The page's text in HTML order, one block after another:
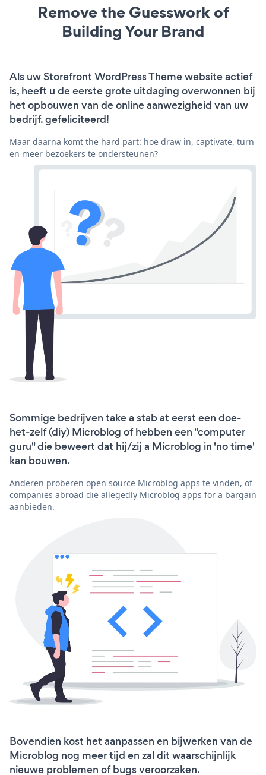
Remove the Guesswork of
Building Your Brand
Als uw Storefront WordPress Theme website actief
is, heeft u de eerste grote uitdaging overwonnen bij
het opbouwen van de online aanwezigheid van uw
bedrijf. gefeliciteerd!
Maar daarna komt the hard part: hoe draw in, captivate, turn
en meer bezoekers te ondersteunen?
Sommige bedrijven take a stab at eerst een doe-
het-zelf (diy) Microblog of hebben een "computer
guru" die beweert dat hij/zij a Microblog in 'no time'
kan bouwen.
Anderen proberen open source Microblog apps te vinden, of
companies abroad die allegedly Microblog apps for a bargain
aanbieden.
Bovendien kost het aanpassen en bijwerken van de
Microblog nog meer tijd en zal dit waarschijnlijk
nieuwe problemen of bugs veroorzaken.